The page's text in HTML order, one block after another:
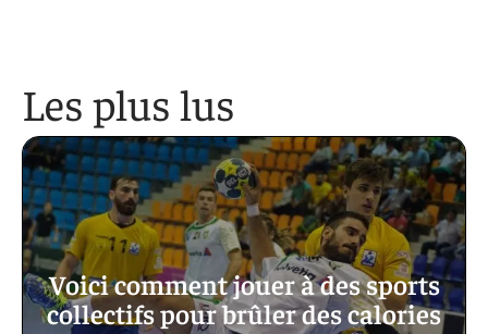
Les plus lus
Voici comment jouer à des sports
collectifs pour brûler des calories